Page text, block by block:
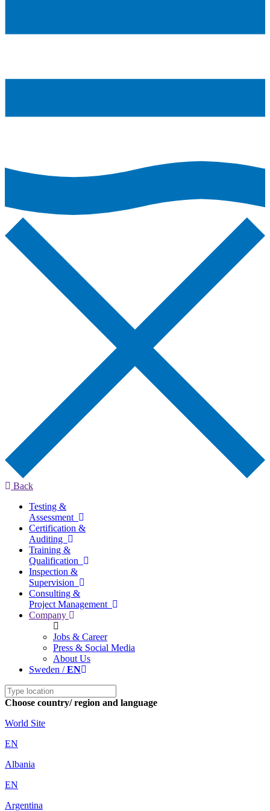
Back
Testing &
Assessment
Certification &
Auditing
Training &
Qualification
Inspection &
Supervision
Consulting &
Project Management
Company
Jobs & Career
Press & Social Media
About Us
Sweden /EN
Choose country/ region and language
World Site
EN
Albania
EN
Argentina